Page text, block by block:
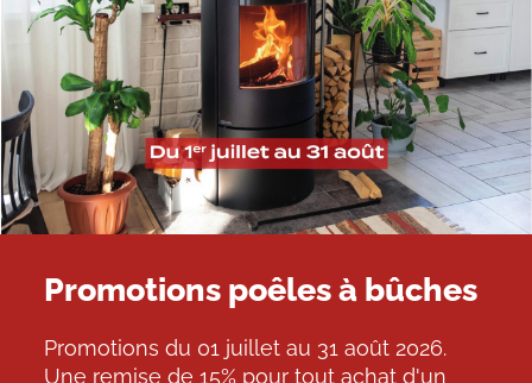
Promotions poêles à bûches
Promotions du 01 juillet au 31 août 2026.
Une remise de 15% pour tout achat d'un